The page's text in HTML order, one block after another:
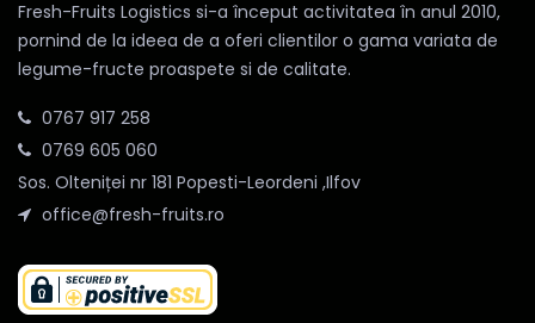
Fresh-Fruits Logistics si-a început activitatea în anul 2010,
pornind de la ideea de a oferi clientilor o gama variata de
legume-fructe proaspete si de calitate.
0767 917 258
0769 605 060
Sos. Olteniței nr 181 Popesti-Leordeni ,Ilfov
office@fresh-fruits.ro